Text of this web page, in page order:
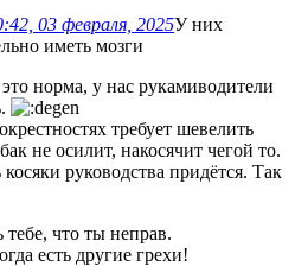
03 февраля, 2025У них
иметь мозги
норма, у нас рукамиводители
требует шевелить
не осилит, накосячит чегой то.
руководства придётся. Так
тебе, что ты неправ.
есть другие грехи!